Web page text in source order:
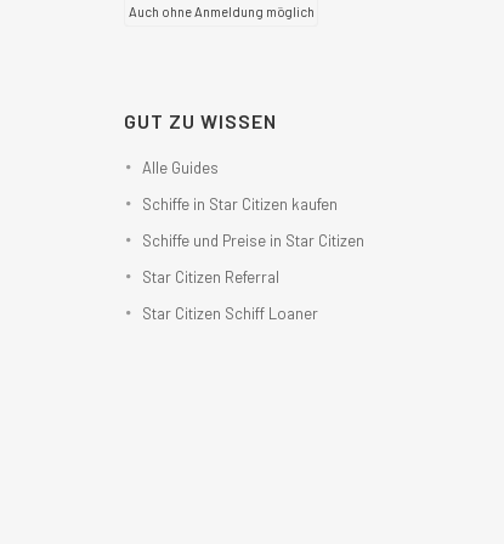
Auch ohne Anmeldung möglich
GUT ZU WISSEN
Alle Guides
Schiffe in Star Citizen kaufen
Schiffe und Preise in Star Citizen
Star Citizen Referral
Star Citizen Schiff Loaner